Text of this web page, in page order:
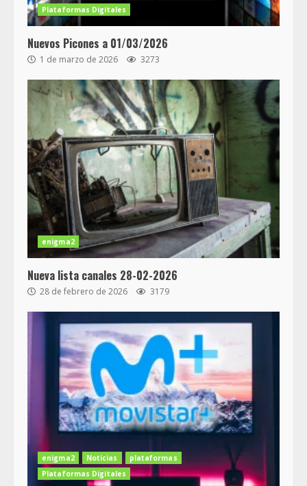
Plataformas Digitales
Nuevos Picones a 01/03/2026
1 de marzo de 2026 3273
enigma2
Nueva lista canales 28-02-2026
28 de febrero de 2026 3179
enigma2 Noticias
plataformas
Plataformas Digitales